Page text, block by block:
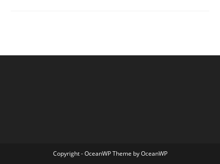
Copyright - OceanWP Theme by OceanWP